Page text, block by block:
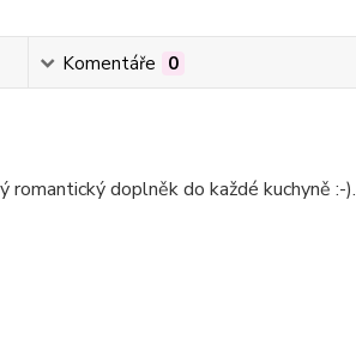
Komentáře 0
doplněk do každé kuchyně :-).